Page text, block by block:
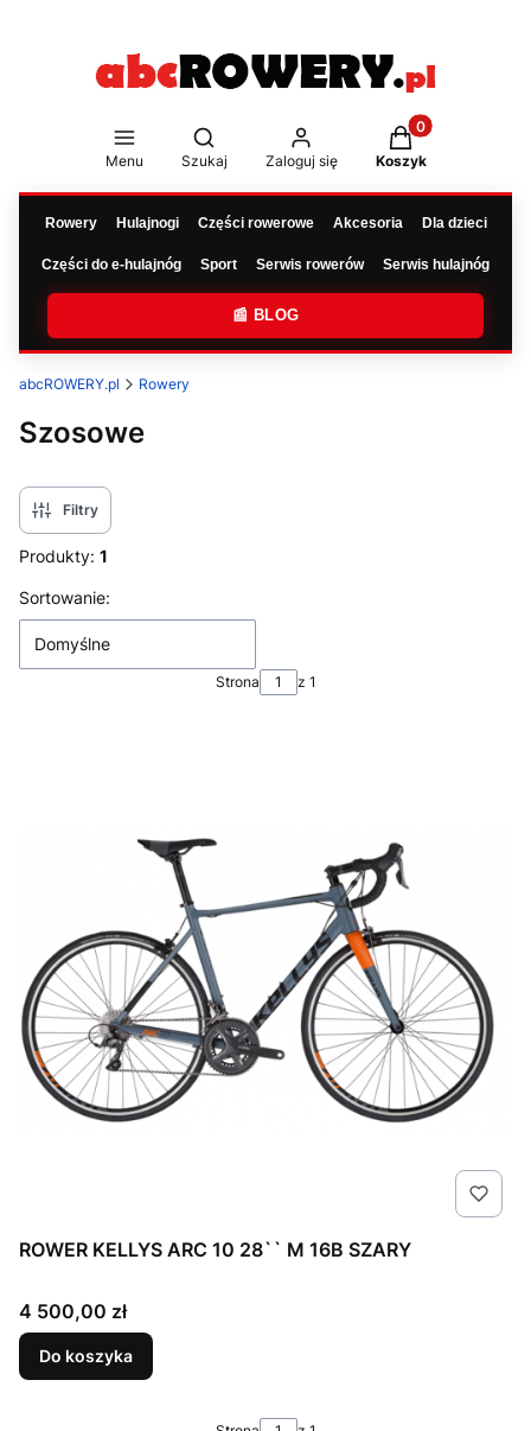
Menu
Otwórz wyszukiwarkę
Szukaj Zaloguj się
Produkty w
Koszyk
Rowery Hulajnogi Części rowerowe Akcesoria Dla dzieci
Części do e-hulajnóg Sport Serwis rowerów Serwis hulajnóg
📰 BLOG
abcROWERY.pl Rowery
Szosowe
Filtry
Produkty: 1
Lista produktów
Sortowanie:
Domyślne
Strona z 1
ROWER KELLYS ARC 10 28`` M 16B SZARY
Cena
4 500,00 zł
Do koszyka